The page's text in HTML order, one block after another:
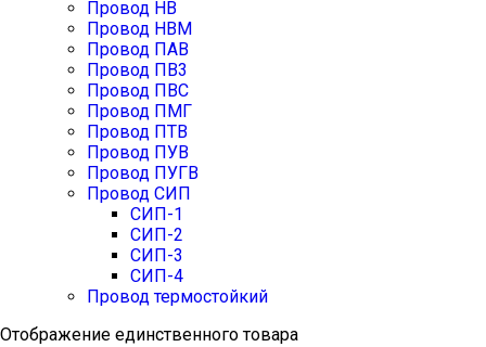
Провод НВ
Провод НВМ
Провод ПАВ
Провод ПВ3
Провод ПВС
Провод ПМГ
Провод ПТВ
Провод ПУВ
Провод ПУГВ
Провод СИП
СИП-1
СИП-2
СИП-3
СИП-4
Провод термостойкий
Отображение единственного товара